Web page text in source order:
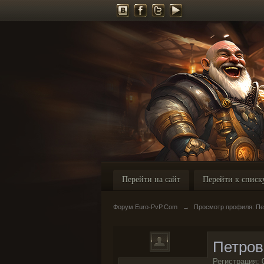
Перейти на сайт Перейти к
Форум Euro-PvP.Com → Просмотр профиля:
Регистрация: